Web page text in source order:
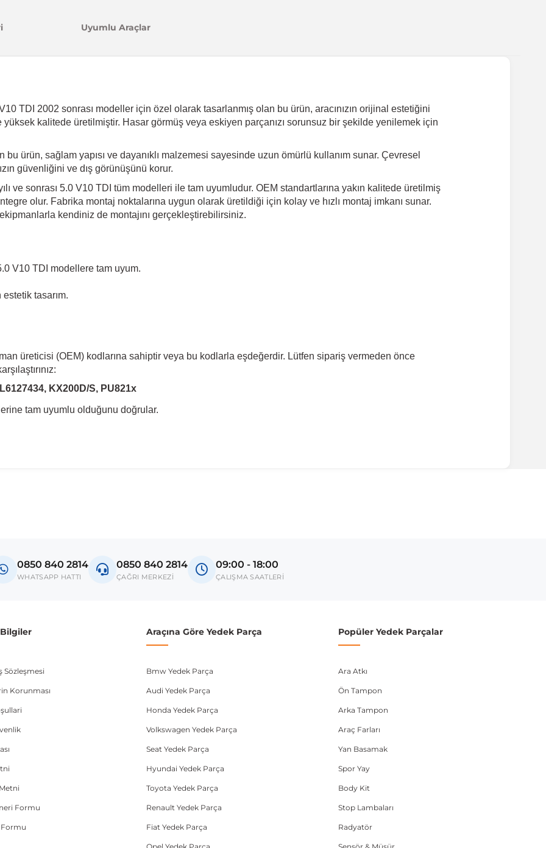
Uyumlu Araçlar
TDI 2002 sonrası modeller için özel olarak tasarlanmış olan bu ürün, aracınızın orijinal estetiğini
kalitede üretilmiştir. Hasar görmüş veya eskiyen parçanızı sorunsuz bir şekilde yenilemek için
ürün, sağlam yapısı ve dayanıklı malzemesi sayesinde uzun ömürlü kullanım sunar. Çevresel
güvenliğini ve dış görünüşünü korur.
ve sonrası 5.0 V10 TDI tüm modelleri ile tam uyumludur. OEM standartlarına yakın kalitede üretilmiş
olur. Fabrika montaj noktalarına uygun olarak üretildiği için kolay ve hızlı montaj imkanı sunar.
kendiniz de montajını gerçekleştirebilirsiniz.
V10 TDI modellere tam uyum.
tasarım.
üreticisi (OEM) kodlarına sahiptir veya bu kodlarla eşdeğerdir. Lütfen sipariş vermeden önce
KX200D/S, PU821x
tam uyumlu olduğunu doğrular.
ve kasa tipleri kullanabilmektedir. Sipariş vermeden önce OEM numarası veya şasi numarası ile uyumluluğu kontrol
0850 840 2814
WHATSAPP HATTI
0850 840 2814
ÇAĞRI MERKEZİ
09:00 - 18:00
ÇALIŞMA SAATLERİ
Sözleşmesi
Korunması
Formu
Formu
Araçına Göre Yedek Parça
Bmw Yedek Parça
Audi Yedek Parça
Honda Yedek Parça
Volkswagen Yedek Parça
Seat Yedek Parça
Hyundai Yedek Parça
Toyota Yedek Parça
Renault Yedek Parça
Fiat Yedek Parça
Popüler Yedek Parçalar
Ara Atkı
Ön Tampon
Arka Tampon
Araç Farları
Yan Basamak
Spor Yay
Body Kit
Stop Lambaları
Radyatör